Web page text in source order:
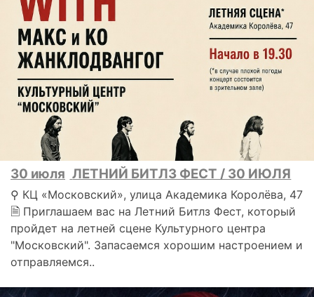
30 июля ЛЕТНИЙ БИТЛЗ ФЕСТ / 30 ИЮЛЯ
⚲ КЦ «Московский», улица Академика Королёва, 47
🗎 Приглашаем вас на Летний Битлз Фест, который
пройдет на летней сцене Культурного центра
"Московский". Запасаемся хорошим настроением и
отправляемся..